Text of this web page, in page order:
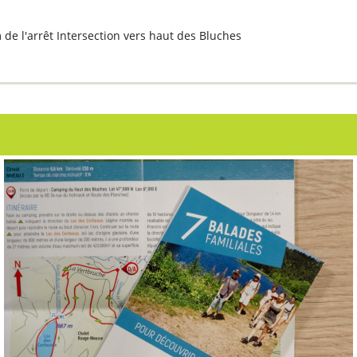
de l'arrêt Intersection vers haut des Bluches